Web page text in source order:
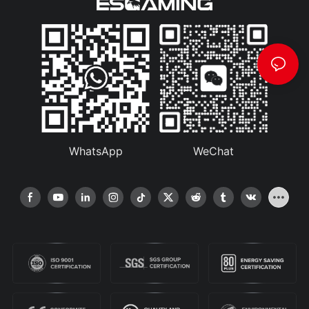
WhatsApp WeChat